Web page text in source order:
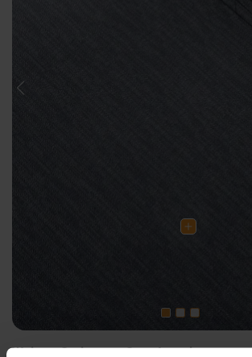
Previous
Weitere Serien von Sant Agostino